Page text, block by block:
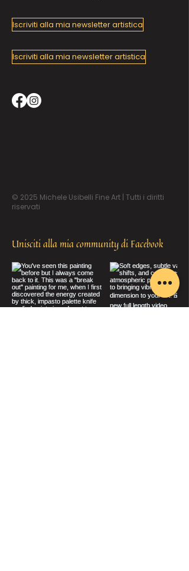
Iscriviti alla mia newsletter artistica
Iscriviti alla mia newsletter artistica
© 2025 Michele Usibelli Fine Art | Tutti i diritti
riservati
Unisciti alla mia community di Facebook